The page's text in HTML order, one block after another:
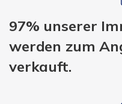
97% unserer
werden zum
verkauft.